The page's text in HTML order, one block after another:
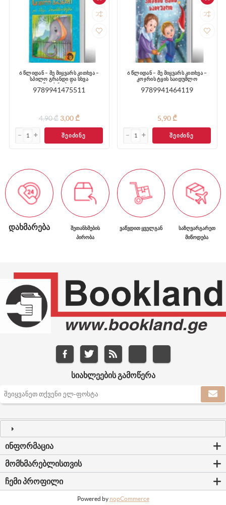
6 წლიდან – მე მიყვარს კითხვა –
სპილო გრანდი და სხვა
მოთხრობები
9789941475511
4,90 ₾ 3,00 ₾
ᲨᲔᲘᲫᲘᲜᲔ
6 წლიდან – მე მიყვარს კითხვა –
კოჯრის ტყის საიდუმლო
9789941464119
5,90 ₾
ᲨᲔᲘᲫᲘᲜᲔ
ᲓᲐᲮᲛᲐᲠᲔᲑᲐ
ᲨᲔᲗᲐᲜᲮᲛᲔᲑᲘᲡ
ᲞᲘᲠᲝᲑᲐ
ᲕᲐᲬᲕᲓᲘᲗ ᲧᲕᲔᲚᲒᲐᲜ
ᲡᲐᲖᲦᲕᲐᲠᲒᲐᲠᲔᲗ
ᲛᲘᲬᲝᲓᲔᲑᲐ
ᲡᲘᲐᲮᲚᲔᲔᲑᲘᲡ ᲒᲐᲛᲝᲬᲔᲠᲐ
ᲘᲜᲤᲝᲠᲛᲐᲪᲘᲐ
ᲛᲝᲛᲮᲛᲐᲠᲔᲑᲚᲘᲡᲗᲕᲘᲡ
ᲩᲔᲛᲘ ᲞᲠᲝᲤᲘᲚᲘ
Powered by nopCommerce